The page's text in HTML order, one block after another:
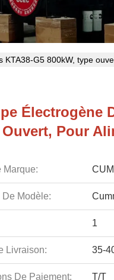
G5 800kW, type
Électrogène
Ouvert, Pour
Marque:
De Modèle:
1
Livraison: 35-
De Paiement: T/T